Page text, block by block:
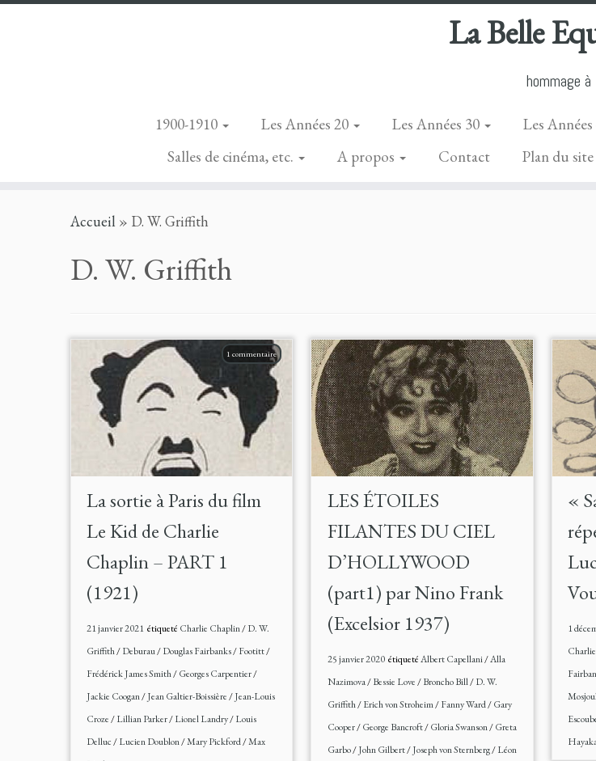
La Belle
hommage
1900-1910 Les Années 20 Les Années 30 Les
Salles de cinéma, etc.
A propos Contact Plan du site
Accueil » D. W. Griffith
D. W. Griffith
1 commentaire
La sortie à Paris du film
Le Kid de Charlie
Chaplin – PART 1
(1921)
21 janvier 2021 étiqueté Charlie Chaplin/D. W.
Griffith/Deburau/Douglas Fairbanks/Footitt/
Frédérick James Smith/Georges Carpentier/
Jackie Coogan/Jean Galtier-Boissière/Jean-Louis
Croze/Lillian Parker/Lionel Landry/Louis
Delluc/Lucien Doublon/Mary Pickford/Max
LES ÉTOILES
FILANTES DU CIEL
D’HOLLYWOOD
(part1) par Nino Frank
(Excelsior 1937)
25 janvier 2020étiquetéAlbert Capellani/Alla
Nazimova/Bessie Love/Broncho Bill/D. W.
Griffith/Erich von Stroheim/Fanny Ward/Gary
Cooper/George Bancroft/Gloria Swanson/Greta
Garbo/John Gilbert/Joseph von Sternberg/Léon
«
1